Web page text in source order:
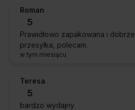
Roman
5
Prawidłowo zapakowana i
przesyłka, polecam.
w tym miesiącu
Teresa
5
bardzo wydajny